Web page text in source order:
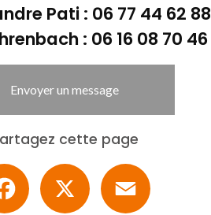
Pati : 06 77 44 62 88
: 06 16 08 70 46
Envoyer un message
cette page
Facebook